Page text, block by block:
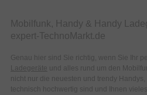
Mobilfunk, Handy & Handy
expert-TechnoMarkt.de
Genau hier sind Sie richtig, wenn Sie Ihr
Ladegeräte und alles rund um den
nicht nur die neuesten und trendy
technisch hochwertig sind und Ihnen